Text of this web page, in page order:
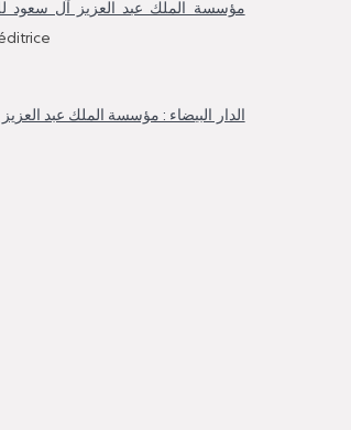
مؤسسة الملك عبد العزيز آل سعود
الدار البيضاء : مؤسسة الملك عبد